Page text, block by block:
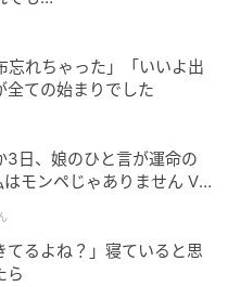
と俳優の両分野で活
わらず精力的な活動を
な騒動はあったもの
ンは、俳優として、そ
出した。ファンもまた
作品で会いたい」と
れちゃった」「いいよ出
全ての始まりでした
3日、娘のひと言が運命の
モンペじゃありません Vo
るよね？」寝ていると思
ら